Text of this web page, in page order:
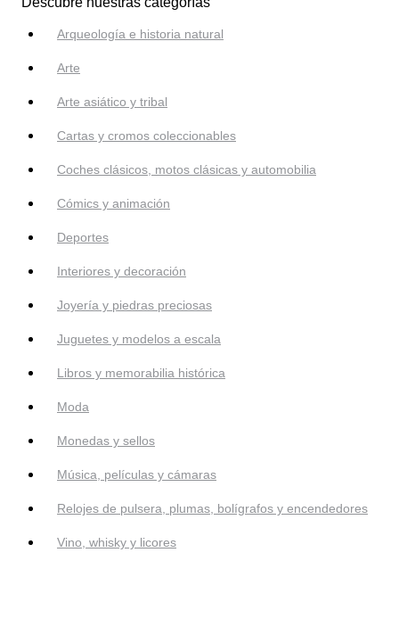
Arqueología e historia natural
Arte
Arte asiático y tribal
Cartas y cromos coleccionables
Coches clásicos, motos clásicas y automobilia
Cómics y animación
Deportes
Interiores y decoración
Joyería y piedras preciosas
Juguetes y modelos a escala
Libros y memorabilia histórica
Moda
Monedas y sellos
Música, películas y cámaras
Relojes de pulsera, plumas, bolígrafos y encendedores
Vino, whisky y licores